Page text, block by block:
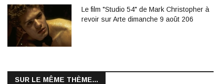
Le film "Studio 54" de Mark Christopher à
revoir sur Arte dimanche 9 août 206
SUR LE MÊME THÈME...